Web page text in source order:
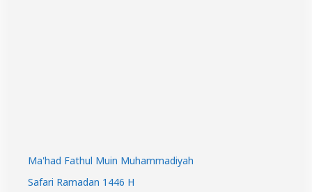
Ma'had Fathul Muin Muhammadiyah
Safari Ramadan 1446 H